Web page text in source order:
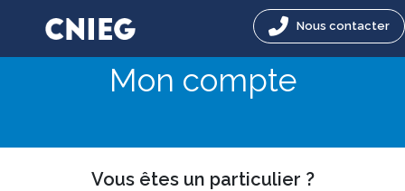
Nous contacter
Mon compte
Vous êtes un particulier ?